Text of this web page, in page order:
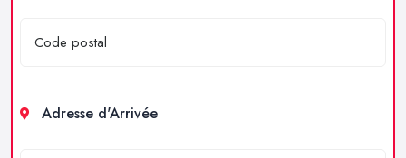
Adresse d'Arrivée